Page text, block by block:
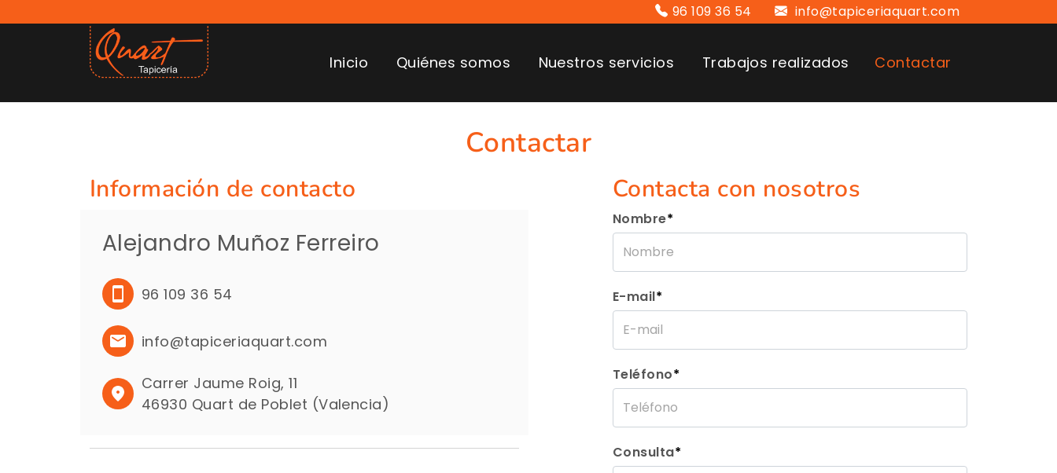
96 109 36 54 info@tapiceriaquart.com
Inicio Quiénes somos Nuestros servicios Trabajos realizados Contactar
Contactar
Información de contacto
Alejandro Muñoz Ferreiro
96 109 36 54
info@tapiceriaquart.com
Carrer Jaume Roig, 11
46930 Quart de Poblet (Valencia)
Contacta con nosotros
Nombre*
E-mail*
Teléfono*
Consulta*